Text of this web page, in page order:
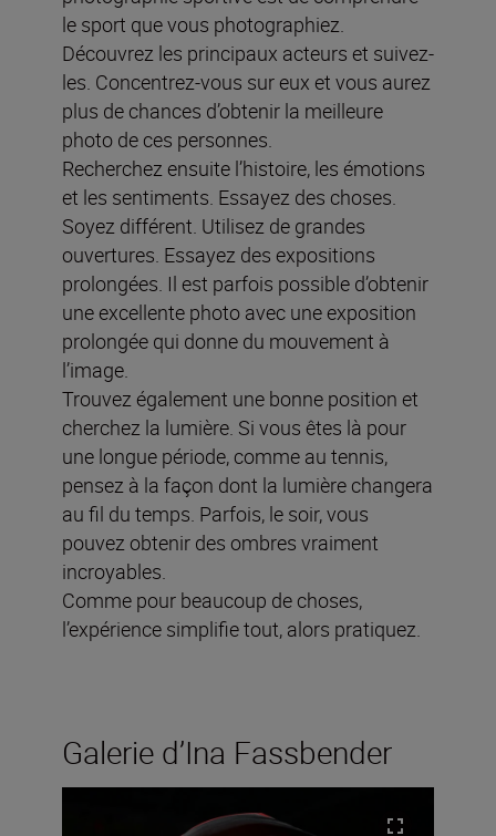
le sport que vous photographiez.
Découvrez les principaux acteurs et suivez-
les. Concentrez-vous sur eux et vous aurez
plus de chances d’obtenir la meilleure
photo de ces personnes.
Recherchez ensuite l’histoire, les émotions
et les sentiments. Essayez des choses.
Soyez différent. Utilisez de grandes
ouvertures. Essayez des expositions
prolongées. Il est parfois possible d’obtenir
une excellente photo avec une exposition
prolongée qui donne du mouvement à
l’image.
Trouvez également une bonne position et
cherchez la lumière. Si vous êtes là pour
une longue période, comme au tennis,
pensez à la façon dont la lumière changera
au fil du temps. Parfois, le soir, vous
pouvez obtenir des ombres vraiment
incroyables.
Comme pour beaucoup de choses,
l’expérience simplifie tout, alors pratiquez.
Galerie d’Ina Fassbender